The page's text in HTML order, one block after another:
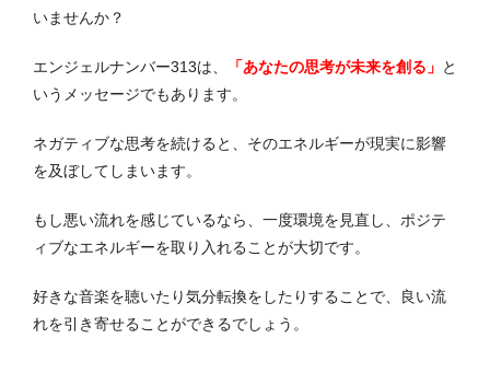
いませんか？
エンジェルナンバー313は、 「あなたの思考が未来を創る」 と
いうメッセージでもあります。
ネガティブな思考を続けると、そのエネルギーが現実に影響
を及ぼしてしまいます。
もし悪い流れを感じているなら、一度環境を見直し、ポジテ
ィブなエネルギーを取り入れることが大切です。
好きな音楽を聴いたり気分転換をしたりすることで、良い流
れを引き寄せることができるでしょう。